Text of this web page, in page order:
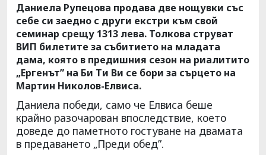
Даниела Рупецова продава две нощувки със
себе си заедно с други екстри към свой
семинар срещу 1313 лева. Толкова струват
ВИП билетите за събитието на младата
дама, която в предишния сезон на риалитито
„Ергенът” на Би Ти Ви се бори за сърцето на
Мартин Николов-Елвиса.
Даниела победи, само че Елвиса беше
крайно разочарован впоследствие, което
доведе до паметното гостуване на двамата
в предаването „Преди обед”.